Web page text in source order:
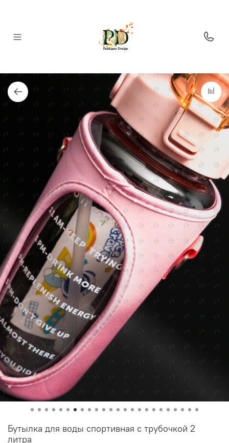
Бутылка для воды спортивная с трубочкой 2
литра